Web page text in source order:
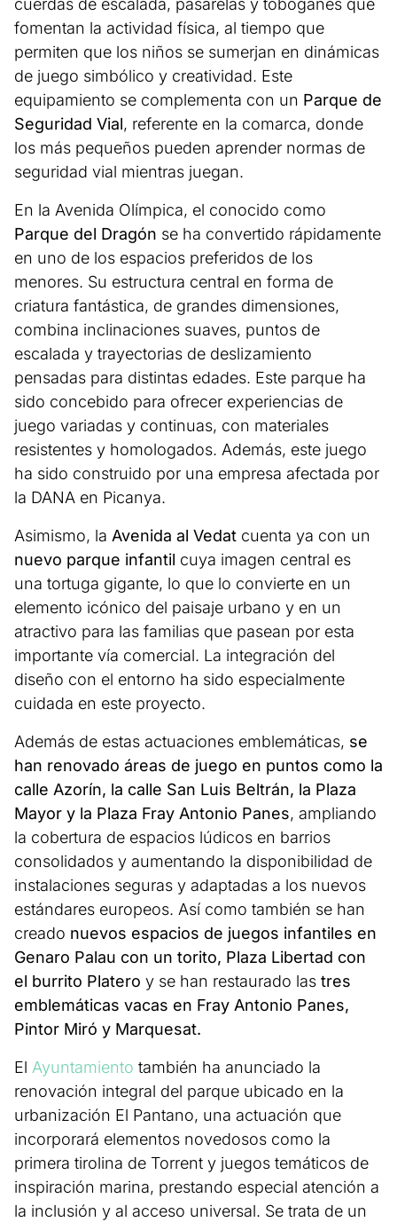
cuerdas de escalada, pasarelas y toboganes que
fomentan la actividad física, al tiempo que
permiten que los niños se sumerjan en dinámicas
de juego simbólico y creatividad. Este
equipamiento se complementa con un Parque de
Seguridad Vial, referente en la comarca, donde
los más pequeños pueden aprender normas de
seguridad vial mientras juegan.
En la Avenida Olímpica, el conocido como
Parque del Dragón se ha convertido rápidamente
en uno de los espacios preferidos de los
menores. Su estructura central en forma de
criatura fantástica, de grandes dimensiones,
combina inclinaciones suaves, puntos de
escalada y trayectorias de deslizamiento
pensadas para distintas edades. Este parque ha
sido concebido para ofrecer experiencias de
juego variadas y continuas, con materiales
resistentes y homologados. Además, este juego
ha sido construido por una empresa afectada por
la DANA en Picanya.
Asimismo, la Avenida al Vedat cuenta ya con un
nuevo parque infantil cuya imagen central es
una tortuga gigante, lo que lo convierte en un
elemento icónico del paisaje urbano y en un
atractivo para las familias que pasean por esta
importante vía comercial. La integración del
diseño con el entorno ha sido especialmente
cuidada en este proyecto.
Además de estas actuaciones emblemáticas, se
han renovado áreas de juego en puntos como la
calle Azorín, la calle San Luis Beltrán, la Plaza
Mayor y la Plaza Fray Antonio Panes, ampliando
la cobertura de espacios lúdicos en barrios
consolidados y aumentando la disponibilidad de
instalaciones seguras y adaptadas a los nuevos
estándares europeos. Así como también se han
creado nuevos espacios de juegos infantiles en
Genaro Palau con un torito, Plaza Libertad con
el burrito Platero y se han restaurado las tres
emblemáticas vacas en Fray Antonio Panes,
Pintor Miró y Marquesat.
El Ayuntamiento también ha anunciado la
renovación integral del parque ubicado en la
urbanización El Pantano, una actuación que
incorporará elementos novedosos como la
primera tirolina de Torrent y juegos temáticos de
inspiración marina, prestando especial atención a
la inclusión y al acceso universal. Se trata de un